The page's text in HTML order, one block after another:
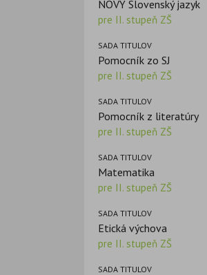
NOVÝ Slovenský jazyk
pre II. stupeň ZŠ
SADA TITULOV
Pomocník zo SJ
pre II. stupeň ZŠ
SADA TITULOV
Pomocník z literatúry
pre II. stupeň ZŠ
SADA TITULOV
Matematika
pre II. stupeň ZŠ
SADA TITULOV
Etická výchova
pre II. stupeň ZŠ
SADA TITULOV